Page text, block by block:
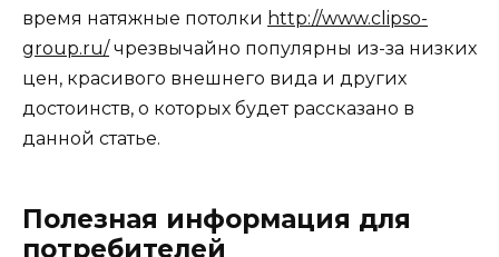
время натяжные потолки http://www.clipso-
group.ru/чрезвычайно популярны из-за низких
цен, красивого внешнего вида и других
достоинств, о которых будет рассказано в
данной статье.
Полезная информация для
потребителей